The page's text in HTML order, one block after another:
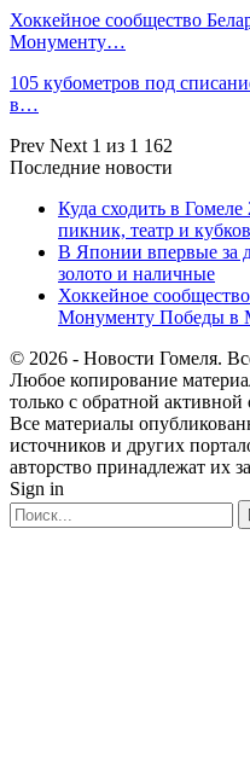
Хоккейное сообщество
Монументу…
105 кубометров под
в…
Prev Next 1 из 1 162
Последние новости
Куда сходить в
пикник, театр и
В Японии впервые за
золото и наличные
Хоккейное
Монументу Победы в
© 2026 - Новости Гомеля.
Любое копирование
только с обратной
Все материалы
источников и других
авторство принадлежат их
Sign in